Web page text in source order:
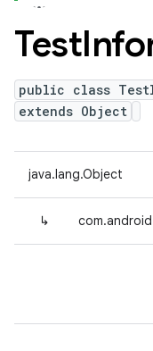
Test
public class
extends Object
java.lang.Object
↳